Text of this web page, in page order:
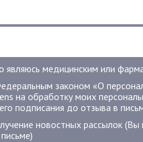
медицинским или
законом «О
на обработку моих
подписания до отзыва в
новостных рассылок